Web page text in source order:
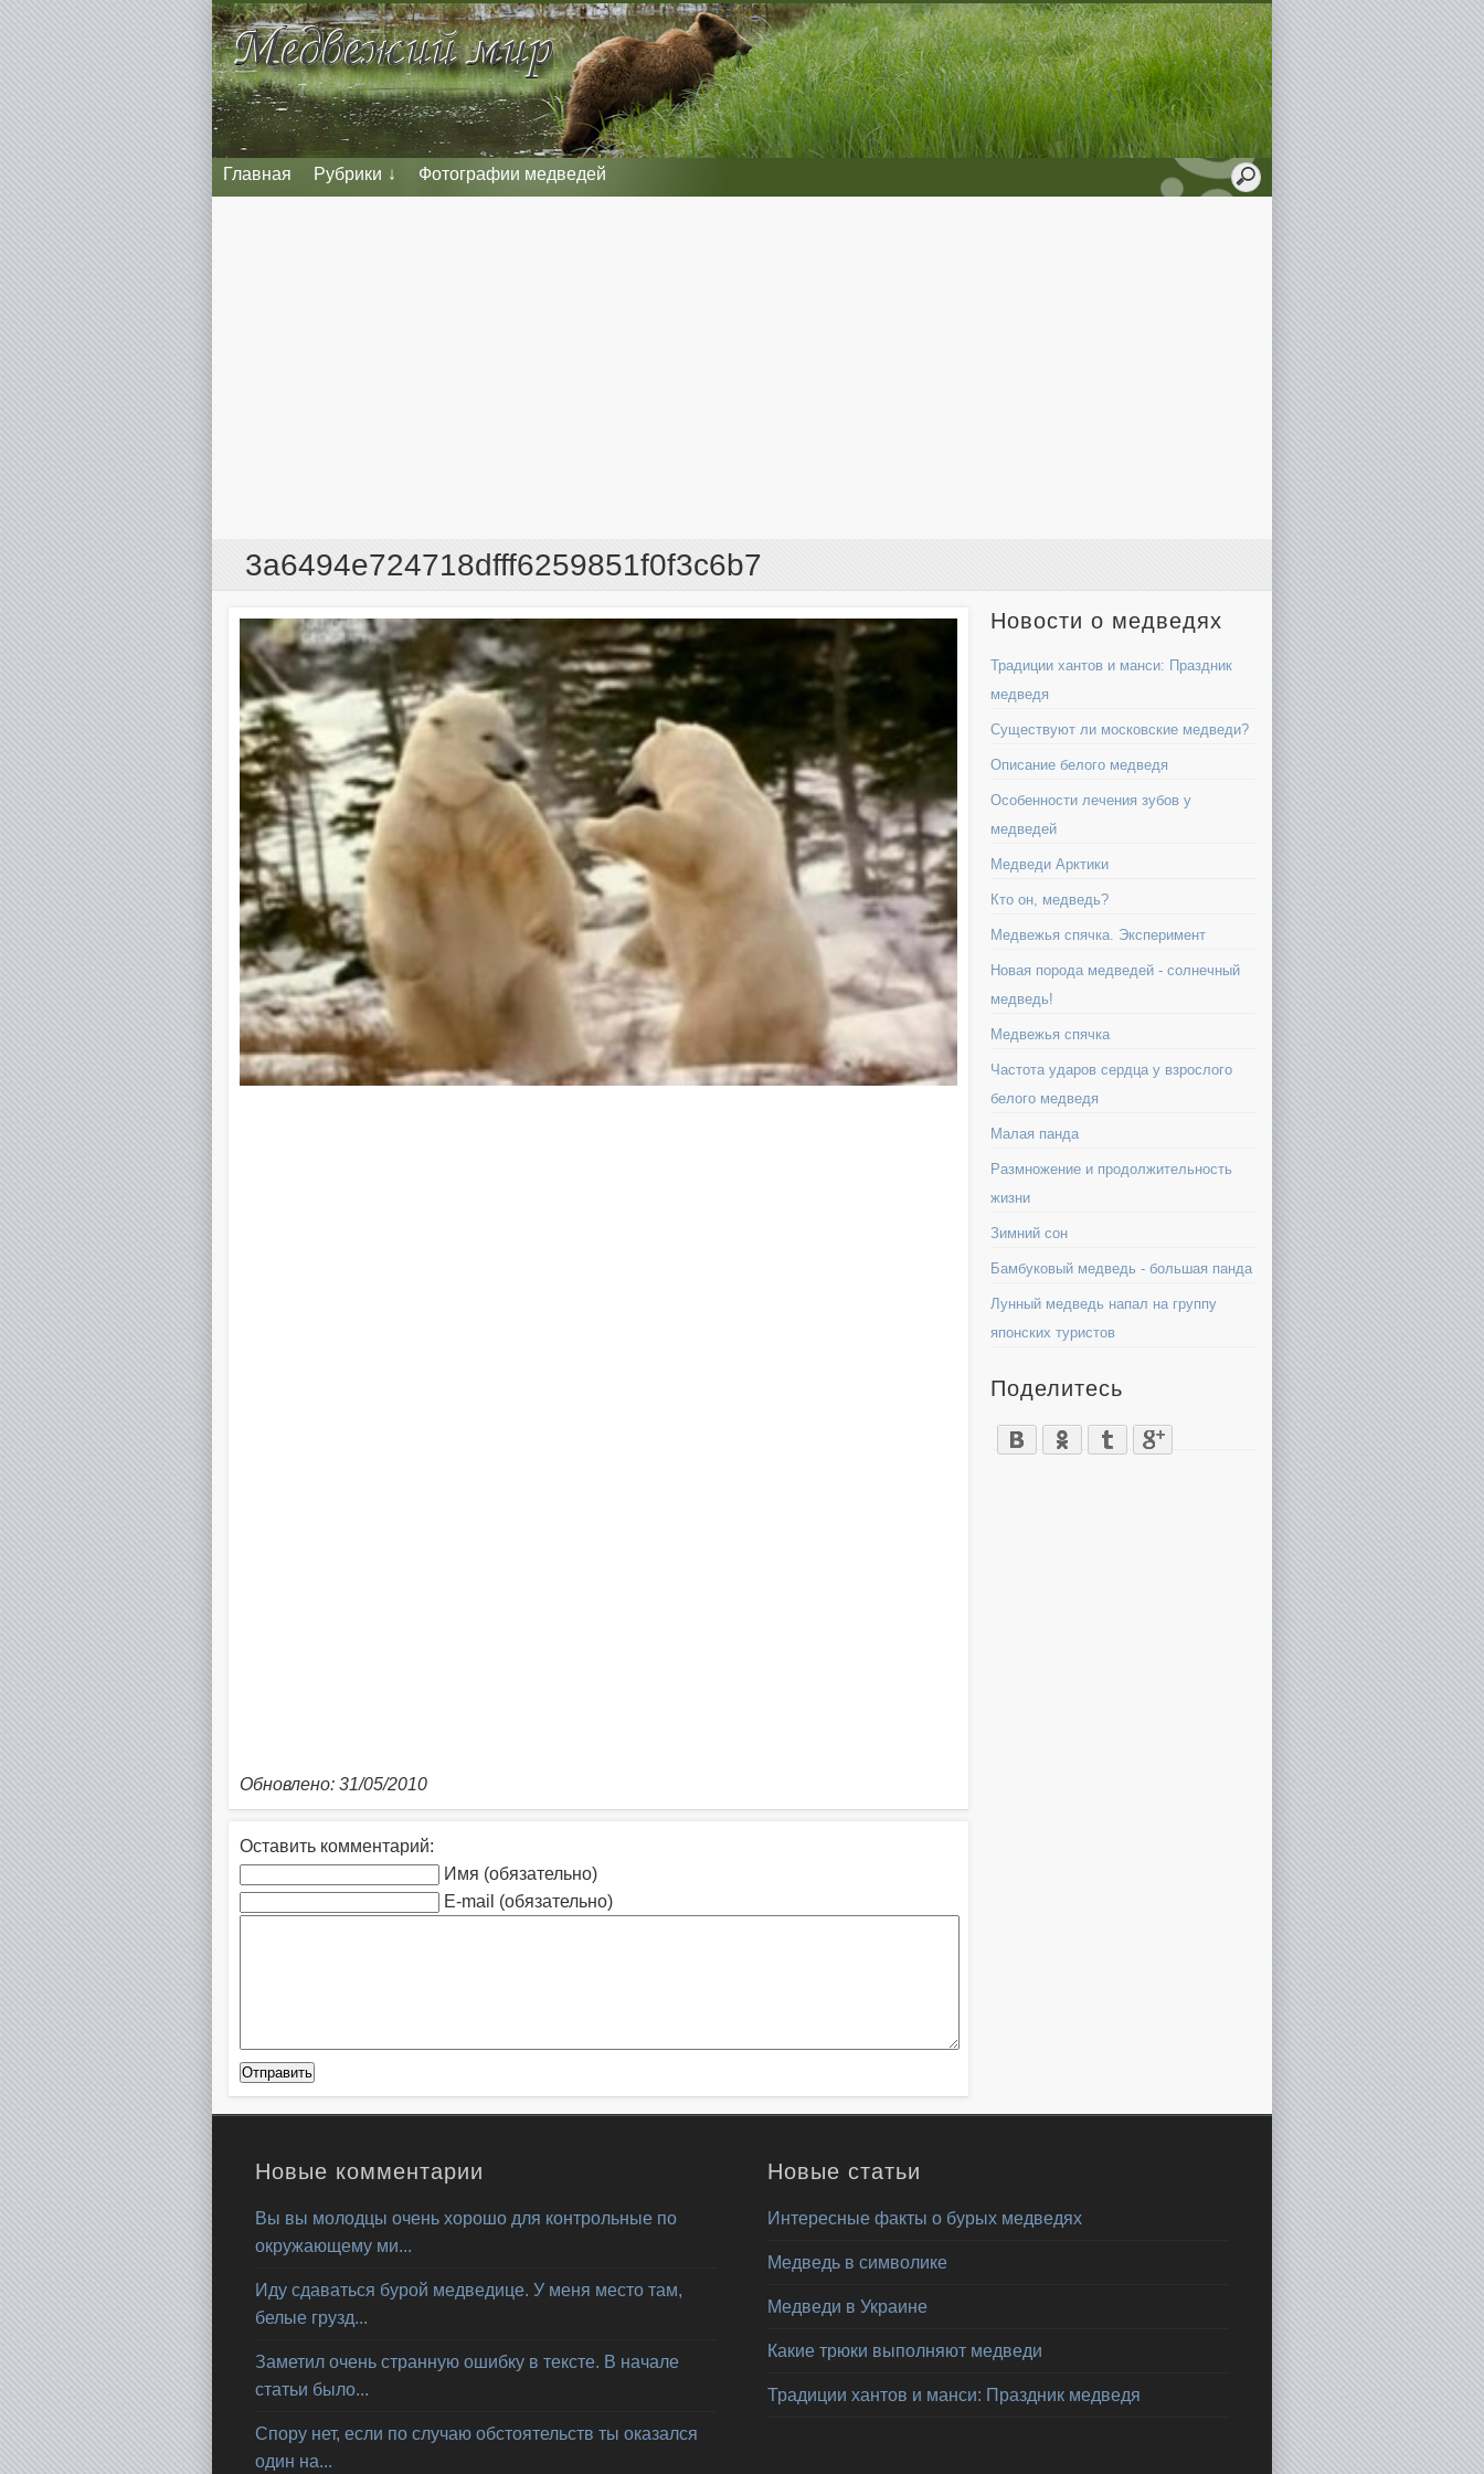
Главная Рубрики Фотографии медведей
3a6494e724718dfff6259851f0f3c6b7
Обновлено: 31/05/2010
Оставить комментарий:
Имя (обязательно)
E-mail (обязательно)
Новости о медведях
Традиции хантов и манси: Праздник
медведя
Существуют ли московские медведи?
Описание белого медведя
Особенности лечения зубов у
медведей
Медведи Арктики
Кто он, медведь?
Медвежья спячка. Эксперимент
Новая порода медведей - солнечный
медведь!
Медвежья спячка
Частота ударов сердца у взрослого
белого медведя
Малая панда
Размножение и продолжительность
жизни
Зимний сон
Бамбуковый медведь - большая панда
Лунный медведь напал на группу
японских туристов
Поделитесь
Новые комментарии
Вы вы молодцы очень хорошо для контрольные по
окружающему ми...
Иду сдаваться бурой медведице. У меня место там,
белые грузд...
Заметил очень странную ошибку в тексте. В начале
статьи было...
Спору нет, если по случаю обстоятельств ты оказался
один на...
Новые статьи
Интересные факты о бурых медведях
Медведь в символике
Медведи в Украине
Какие трюки выполняют медведи
Традиции хантов и манси: Праздник медведя